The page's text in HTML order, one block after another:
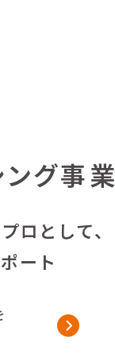
グ事業
ロとして、
ート